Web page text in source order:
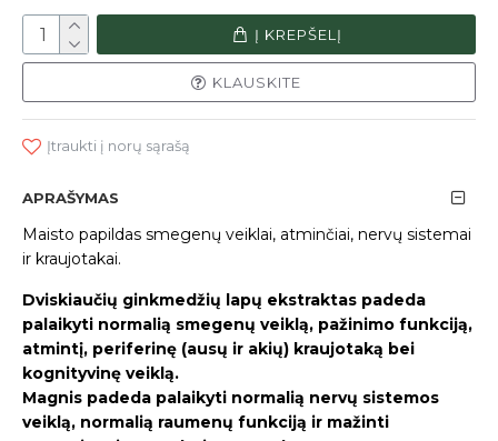
Į KREPŠELĮ
KLAUSKITE
Įtraukti į norų sąrašą
APRAŠYMAS
Maisto papildas smegenų veiklai, atminčiai, nervų sistemai
ir kraujotakai.
Dviskiaučių ginkmedžių lapų ekstraktas padeda
palaikyti normalią smegenų veiklą, pažinimo funkciją,
atmintį, periferinę (ausų ir akių) kraujotaką bei
kognityvinę veiklą.
Magnis padeda palaikyti normalią nervų sistemos
veiklą, normalią raumenų funkciją ir mažinti